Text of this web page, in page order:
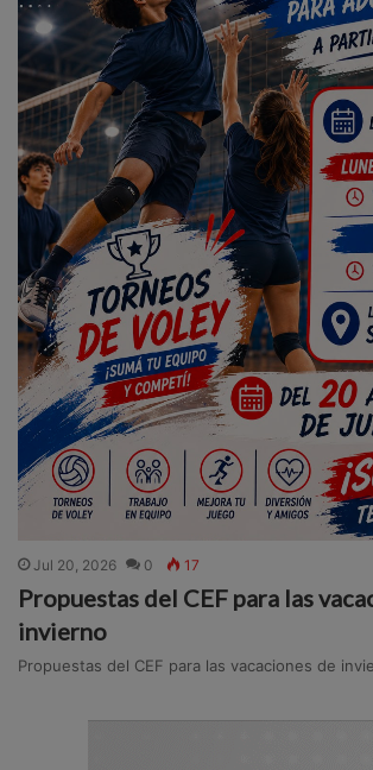
Jul 20, 2026 0 17
Propuestas del CEF para las
invierno
Propuestas del CEF para las vacaciones de